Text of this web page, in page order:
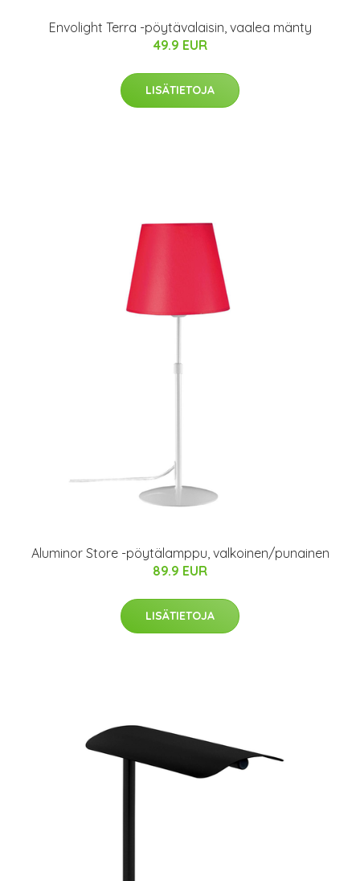
Envolight Terra -pöytävalaisin, vaalea mänty
49.9 EUR
LISÄTIETOJA
Aluminor Store -pöytälamppu, valkoinen/punainen
89.9 EUR
LISÄTIETOJA